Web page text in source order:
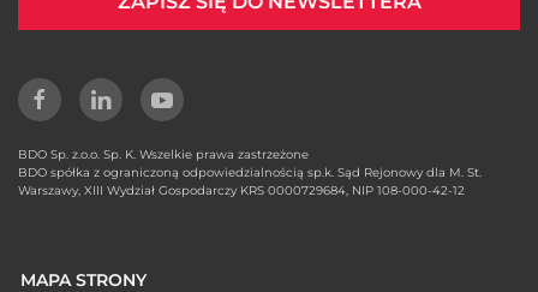
BDO Sp. z.o.o. Sp. K. Wszelkie prawa zastrzeżone
BDO spółka z ograniczoną odpowiedzialnością sp.k. Sąd Rejonowy dla M. St.
Warszawy, XIII Wydział Gospodarczy KRS 0000729684, NIP 108-000-42-12
MAPA STRONY